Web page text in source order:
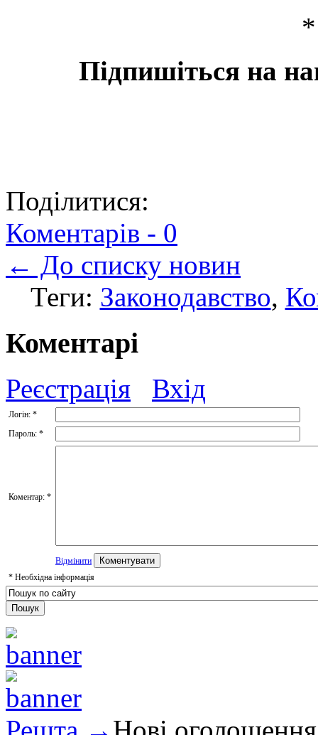
Підпишіться на
Поділитися:
Коментарів - 0
← До списку новин
Теги: Законодавство,
Коментарі
Реєстрація Вхід
Логін: *
Пароль: *
Коментар: *
Відмінити
* Необхідна інформація